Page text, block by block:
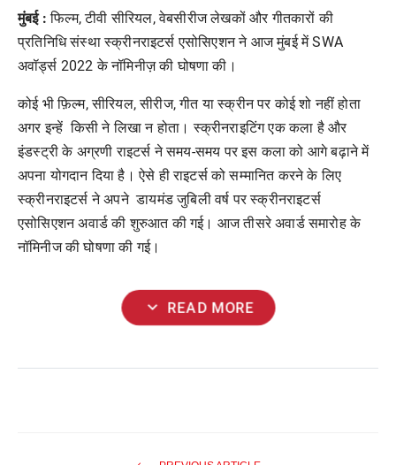
मुंबई : फिल्म, टीवी सीरियल, वेबसीरीज लेखकों और गीतकारों की
प्रतिनिधि संस्था स्क्रीनराइटर्स एसोसिएशन ने आज मुंबई में SWA
अवॉर्ड्स 2022 के नॉमिनीज़ की घोषणा की।
कोई भी फ़िल्म, सीरियल, सीरीज, गीत या स्क्रीन पर कोई शो नहीं होता
अगर इन्हें किसी ने लिखा न होता। स्क्रीनराइटिंग एक कला है और
इंडस्ट्री के अग्रणी राइटर्स ने समय-समय पर इस कला को आगे बढ़ाने में
अपना योगदान दिया है। ऐसे ही राइटर्स को सम्मानित करने के लिए
स्क्रीनराइटर्स ने अपने डायमंड जुबिली वर्ष पर स्क्रीनराइटर्स
एसोसिएशन अवार्ड की शुरुआत की गई। आज तीसरे अवार्ड समारोह के
नॉमिनीज की घोषणा की गई।
expand_more READ MORE